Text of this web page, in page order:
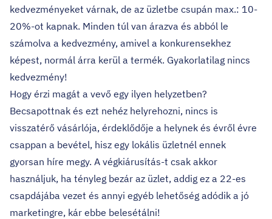
kedvezményeket várnak, de az üzletbe csupán max.: 10-
20%-ot kapnak. Minden túl van árazva és abból le
számolva a kedvezmény, amivel a konkurensekhez
képest, normál árra kerül a termék. Gyakorlatilag nincs
kedvezmény!
Hogy érzi magát a vevő egy ilyen helyzetben?
Becsapottnak és ezt nehéz helyrehozni, nincs is
visszatérő vásárlója, érdeklődője a helynek és évről évre
csappan a bevétel, hisz egy lokális üzletnél ennek
gyorsan híre megy. A végkiárusítás-t csak akkor
használjuk, ha tényleg bezár az üzlet, addig ez a 22-es
csapdájába vezet és annyi egyéb lehetőség adódik a jó
marketingre, kár ebbe belesétálni!